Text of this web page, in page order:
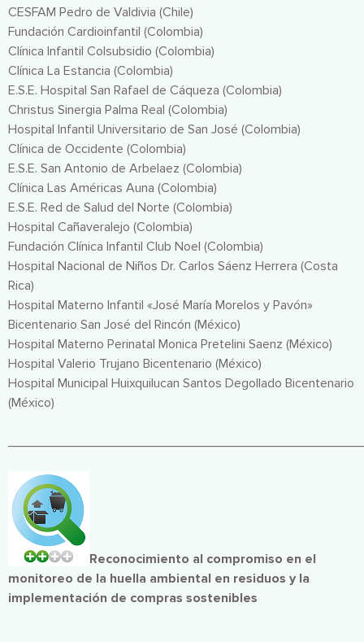
CESFAM Pedro de Valdivia (Chile)
Fundación Cardioinfantil (Colombia)
Clínica Infantil Colsubsidio (Colombia)
Clínica La Estancia (Colombia)
E.S.E. Hospital San Rafael de Cáqueza (Colombia)
Christus Sinergia Palma Real (Colombia)
Hospital Infantil Universitario de San José (Colombia)
Clínica de Occidente (Colombia)
E.S.E. San Antonio de Arbelaez (Colombia)
Clínica Las Américas Auna (Colombia)
E.S.E. Red de Salud del Norte (Colombia)
Hospital Cañaveralejo (Colombia)
Fundación Clínica Infantil Club Noel (Colombia)
Hospital Nacional de Niños Dr. Carlos Sáenz Herrera (Costa
Rica)
Hospital Materno Infantil «José María Morelos y Pavón»
Bicentenario San José del Rincón (México)
Hospital Materno Perinatal Monica Pretelini Saenz (México)
Hospital Valerio Trujano Bicentenario (México)
Hospital Municipal Huixquilucan Santos Degollado Bicentenario
(México)
Imagen
Reconocimiento al compromiso en el
monitoreo de la huella ambiental en residuos y la
implementación de compras sostenibles